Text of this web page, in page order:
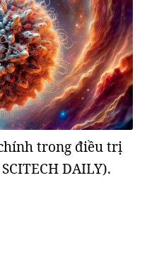
trong điều trị
DAILY).